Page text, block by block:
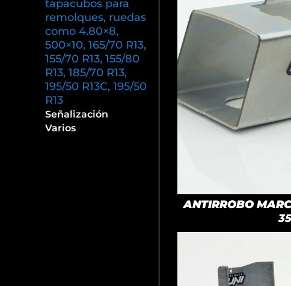
tapacubos para
remolques, ruedas
como 4.80×8,
500×10, 165/70 R13,
155/70 R13, 155/80
R13, 185/70 R13,
195/50 R13C, 195/50
R13
Señalización
Varios
ANTIRROBO